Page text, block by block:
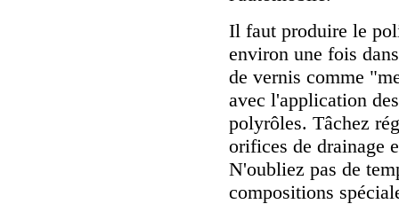
Il faut produire le
environ une fois
de vernis comme
avec l'application
polyrôles. Tâchez
orifices de drainage
N'oubliez pas de
compositions